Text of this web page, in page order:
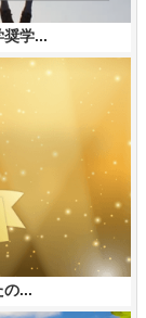
奨学...
の...